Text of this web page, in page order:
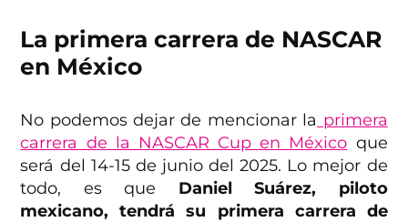
La primera carrera de NASCAR
en México
No podemos dejar de mencionar la primera
carrera de la NASCAR Cup en México que
será del 14-15 de junio del 2025. Lo mejor de
todo, es que Daniel Suárez, piloto
mexicano, tendrá su primera carrera de